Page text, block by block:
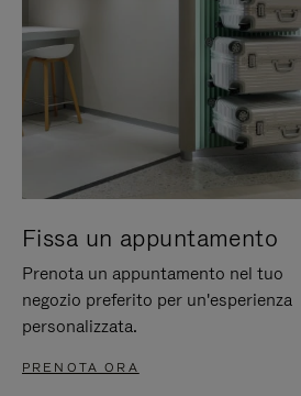
Fissa un appuntamento
Prenota un appuntamento nel tuo
negozio preferito per un'esperienza
personalizzata.
PRENOTA ORA